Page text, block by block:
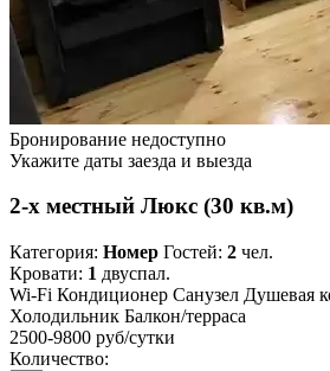
Бронирование недоступно
Укажите даты заезда и выезда
2-х местный Люкс (30 кв.м)
Категория: Номер Гостей: 2 чел.
Кровати: 1 двуспал.
Wi-Fi Кондиционер Санузел Душевая
Холодильник Балкон/терраса
2500-9800 руб/сутки
Количество: